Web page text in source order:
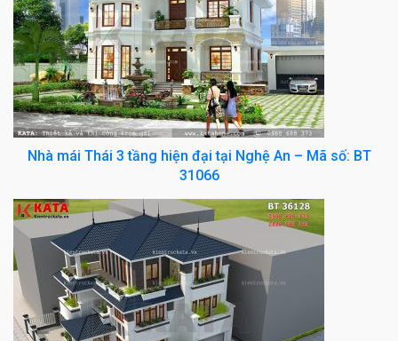
Nhà mái Thái 3 tầng hiện đại tại Nghệ An – Mã số: BT
31066